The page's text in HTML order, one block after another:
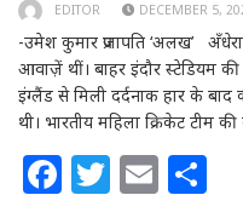
EDITOR DECEMBER 5,
-उमेश कुमार प्रजापति ‘अलख’
आवाज़ें थीं। बाहर इंदौर स्टेडियम
इंग्लैंड से मिली दर्दनाक हार के
थी। भारतीय महिला क्रिकेट टीम
Facebook
Twitter
Email